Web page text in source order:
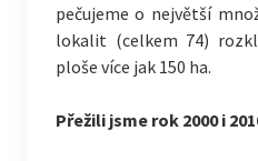
pečujeme o největší
lokalit (celkem 74)
ploše více jak 150 ha.
Přežili jsme rok 2000 i